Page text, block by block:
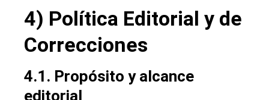
4) Política Editorial y de
Correcciones
4.1. Propósito y alcance
editorial